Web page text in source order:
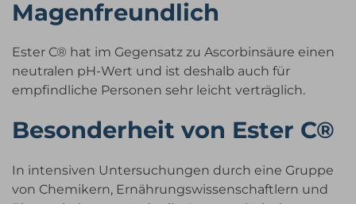
Magenfreundlich
Ester C® hat im Gegensatz zu Ascorbinsäure einen
neutralen pH-Wert und ist deshalb auch für
empfindliche Personen sehr leicht verträglich.
Besonderheit von Ester C®
In intensiven Untersuchungen durch eine Gruppe
von Chemikern, Ernährungswissenschaftlern und